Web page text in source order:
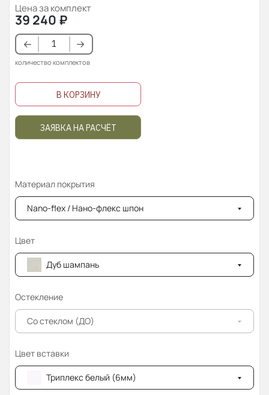
Цена за комплект
39 240 ₽
количество комплектов
В КОРЗИНУ
ЗАЯВКА НА РАСЧЁТ
Материал покрытия
Nano-flex / Нано-флекс шпон
Цвет
Дуб шампань
Остекление
Со стеклом (ДО)
Цвет вставки
Триплекс белый (6мм)